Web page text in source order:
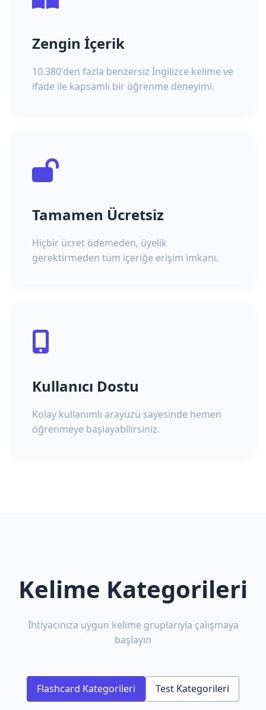
Zengin İçerik
10.380'den fazla benzersiz İngilizce kelime ve
ifade ile kapsamlı bir öğrenme deneyimi.
Tamamen Ücretsiz
Hiçbir ücret ödemeden, üyelik
gerektirmeden tüm içeriğe erişim imkanı.
Kullanıcı Dostu
Kolay kullanımlı arayüzü sayesinde hemen
öğrenmeye başlayabilirsiniz.
Kelime Kategorileri
İhtiyacınıza uygun kelime gruplarıyla çalışmaya
başlayın
Flashcard Kategorileri Test Kategorileri